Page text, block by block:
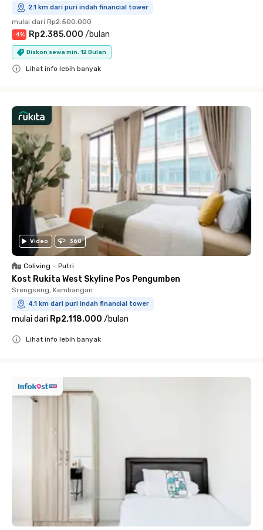
2.1 km dari puri indah financial tower
mulai dari Rp2.500.000
-4% Rp2.385.000 /bulan
Diskon sewa min. 12 Bulan
Lihat info lebih banyak
Video 360
Coliving • Putri
Kost Rukita West Skyline Pos Pengumben
Srengseng, Kembangan
4.1 km dari puri indah financial tower
mulai dari Rp2.118.000 /bulan
Lihat info lebih banyak